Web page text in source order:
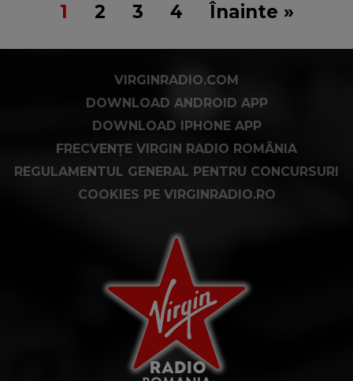
1 2 3 4 Înainte »
VIRGINRADIO.COM
DOWNLOAD ANDROID APP
DOWNLOAD IPHONE APP
FRECVENȚE VIRGIN RADIO ROMÂNIA
REGULAMENTUL GENERAL PENTRU CONCURSURI
COOKIES PE VIRGINRADIO.RO